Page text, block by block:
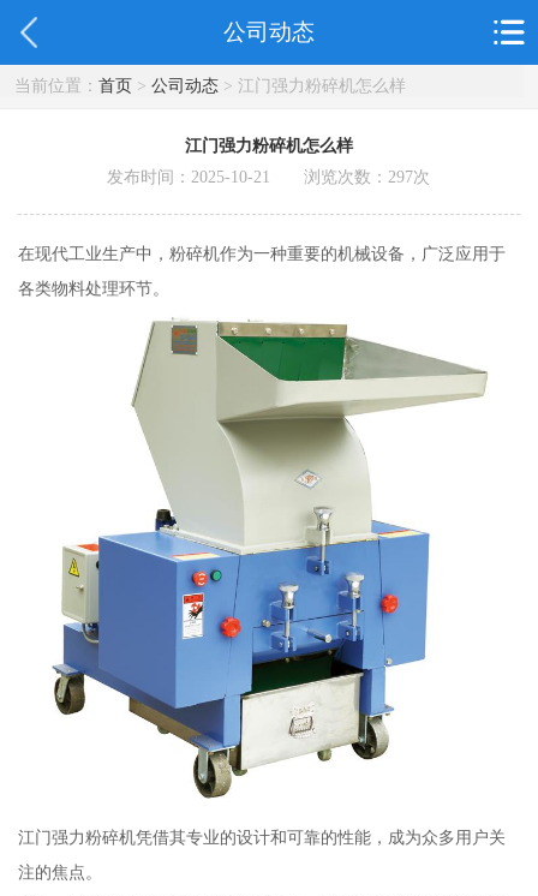
公司动态
当前位置： 首页> 公司动态> 江门强力粉碎机怎么样
江门强力粉碎机怎么样
发布时间：2025-10-21 浏览次数：297次
在现代工业生产中，粉碎机作为一种重要的机械设备，广泛应用于
各类物料处理环节。
江门强力粉碎机凭借其专业的设计和可靠的性能，成为众多用户关
注的焦点。